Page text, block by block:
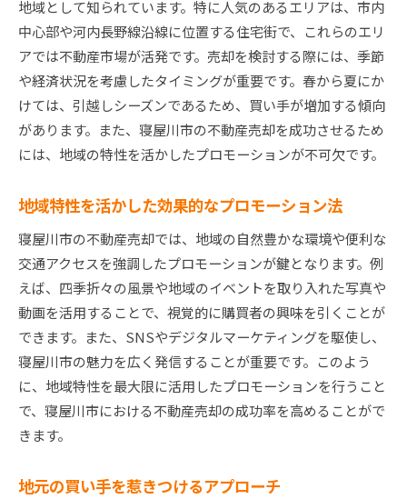
地域として知られています。特に人気のあるエリアは、市内
中心部や河内長野線沿線に位置する住宅街で、これらのエリ
アでは不動産市場が活発です。売却を検討する際には、季節
や経済状況を考慮したタイミングが重要です。春から夏にか
けては、引越しシーズンであるため、買い手が増加する傾向
があります。また、寝屋川市の不動産売却を成功させるため
には、地域の特性を活かしたプロモーションが不可欠です。
地域特性を活かした効果的なプロモーション法
寝屋川市の不動産売却では、地域の自然豊かな環境や便利な
交通アクセスを強調したプロモーションが鍵となります。例
えば、四季折々の風景や地域のイベントを取り入れた写真や
動画を活用することで、視覚的に購買者の興味を引くことが
できます。また、SNSやデジタルマーケティングを駆使し、
寝屋川市の魅力を広く発信することが重要です。このよう
に、地域特性を最大限に活用したプロモーションを行うこと
で、寝屋川市における不動産売却の成功率を高めることがで
きます。
地元の買い手を惹きつけるアプローチ